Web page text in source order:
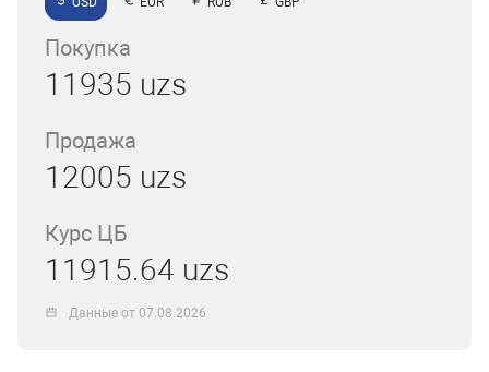
Покупка
11935 uzs
Продажа
12005 uzs
Курс ЦБ
11915.64 uzs
Данные от 07.08.2026